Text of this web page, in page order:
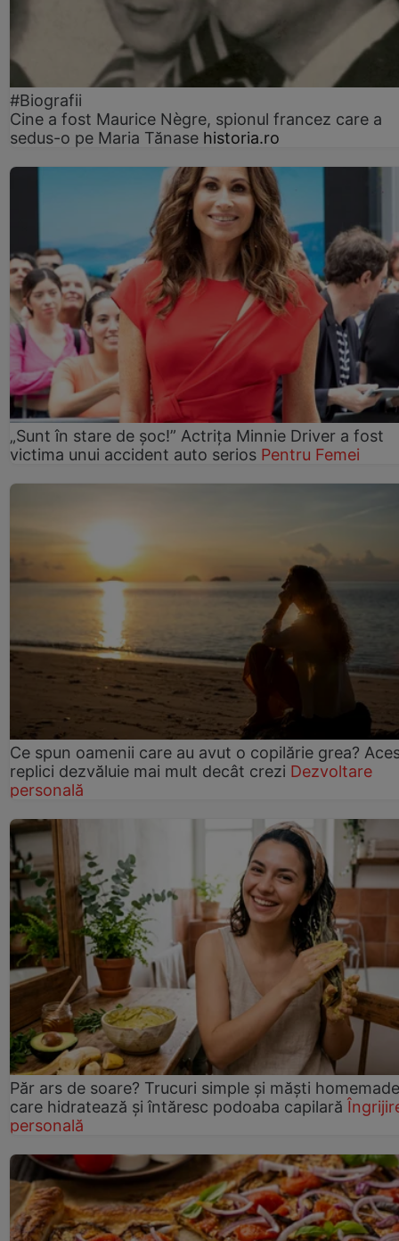
#Biografii
Cine a fost Maurice Nègre, spionul francez care a
sedus-o pe Maria Tănase historia.ro
„Sunt în stare de șoc!” Actrița Minnie Driver a fost
victima unui accident auto serios Pentru Femei
Ce spun oamenii care au avut o copilărie grea?
replici dezvăluie mai mult decât crezi Dezvoltare
personală
Păr ars de soare? Trucuri simple și măști homemade
care hidratează și întăresc podoaba capilară
personală